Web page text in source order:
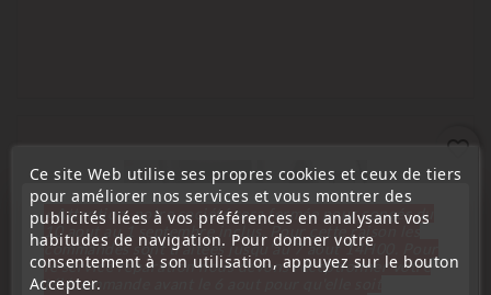
favorite_border
Ce site Web utilise ses propres cookies et ceux de tiers
pour améliorer nos services et vous montrer des
publicités liées à vos préférences en analysant vos
habitudes de navigation. Pour donner votre
consentement à son utilisation, appuyez sur le bouton
Accepter.
« Attention, notre société sera fermée pour congés du
10 aout au 1 septembre inclus. Pour cette raison les
commandes sont traitées jusqu'au 7 aout 14H00. Pour
le service réparation nous devons réceptionner votre
télécommande avant le 6 aout pour qu'elle soit